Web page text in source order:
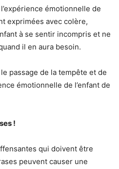
émotionnelle de
exprimées avec colère,
à se sentir incompris et ne
il en aura besoin.
passage de la tempête et de
émotionnelle de l’enfant de
!
qui doivent être
peuvent causer une